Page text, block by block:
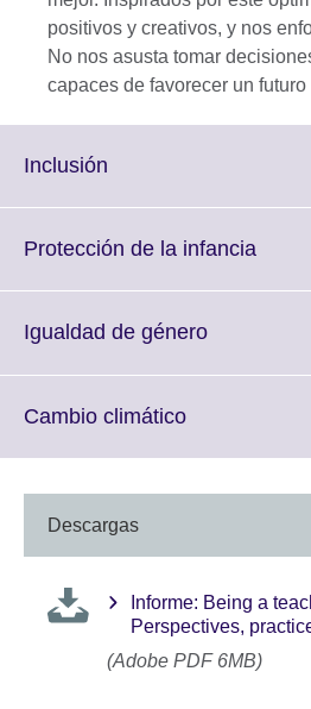
positivos y creativos, y nos
No nos asusta tomar
capaces de favorecer un
Inclusión
More
Protección de la infancia
Igualdad de géneroClick
Cambio climáticoClick
More
available.
Descargas
Informe: Being a
Perspectives,
(Adobe PDF 6MB)